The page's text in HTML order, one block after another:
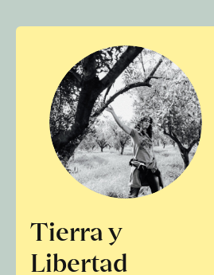
Tierra y
Libertad